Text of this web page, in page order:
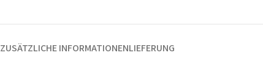
ZUSÄTZLICHE INFORMATIONENLIEFERUNG